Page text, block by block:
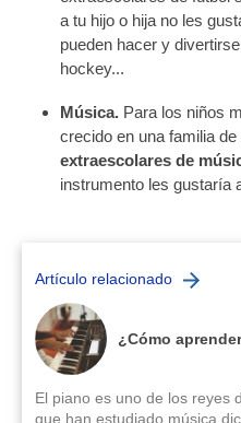
a tu hijo o hija no les
pueden hacer y
hockey...
Música. Para los niños
crecido en una familia
extraescolares de
instrumento les gustaría
Artículo relacionado
¿Cómo
El piano es uno de los reyes
que han estudiado música